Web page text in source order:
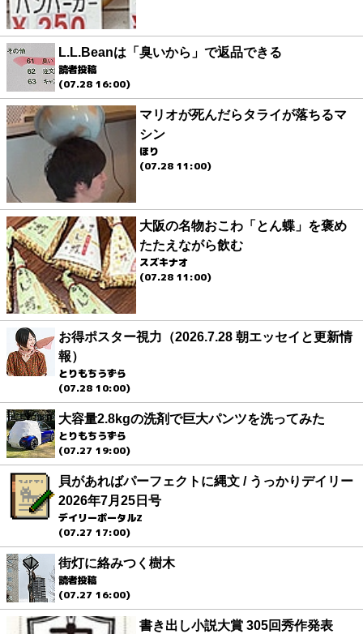
L.L.Beanは「臭いから」で返品できる
読者投稿
(07.28 16:00)
マリオが死んだらタライが落ちるマ
シン
ほり
(07.28 11:00)
大阪の名物おこわ「とん蝶」を褒め
たたえながら飲む
スズキナオ
(07.28 11:00)
お得ポスター視力（2026.7.28 朝エッセイと更新情
報）
とりもちうずら
(07.28 10:00)
大容量2.8kgの洗剤で巨大パンツを洗ってみた
とりもちうずら
(07.27 19:00)
貝があればパーフェクトに縄文 / うっかりデイリー
2026年7月25日号
デイリーポータルZ
(07.27 17:00)
街灯に絡みつく樹木
読者投稿
(07.27 16:00)
書き出し小説大賞 305回秀作発表